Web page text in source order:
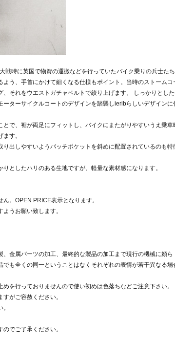
時に英国で物資の運搬などを行っていたバイク乗りの兵士た
う、手首にかけて細くなる仕様もポイント。当時のストームコ
それをウエストガチャベルトで絞り上げます。 しっかりとし
ターサイクルコートのデザインを踏襲しieribらしいデザインに
で、裾が両足にフィットし、バイクにまたがりやすいうえ乗車
す。
出しやすいようパッチポケットを斜めに配置されているのも特
としたハリのある生地ですが、軽量な素材感になります。
。OPEN PRICE表示となります。
うお願い致します。
金属パーツの加工、最終的な製品の加工まで現行の機械に頼ら
も全くの同一ということはなくそれぞれの表情が若干異なる場
を行っておりませんので使い初めは色落ちなどご注意下さい。
がご容赦ください。
でご了承ください。